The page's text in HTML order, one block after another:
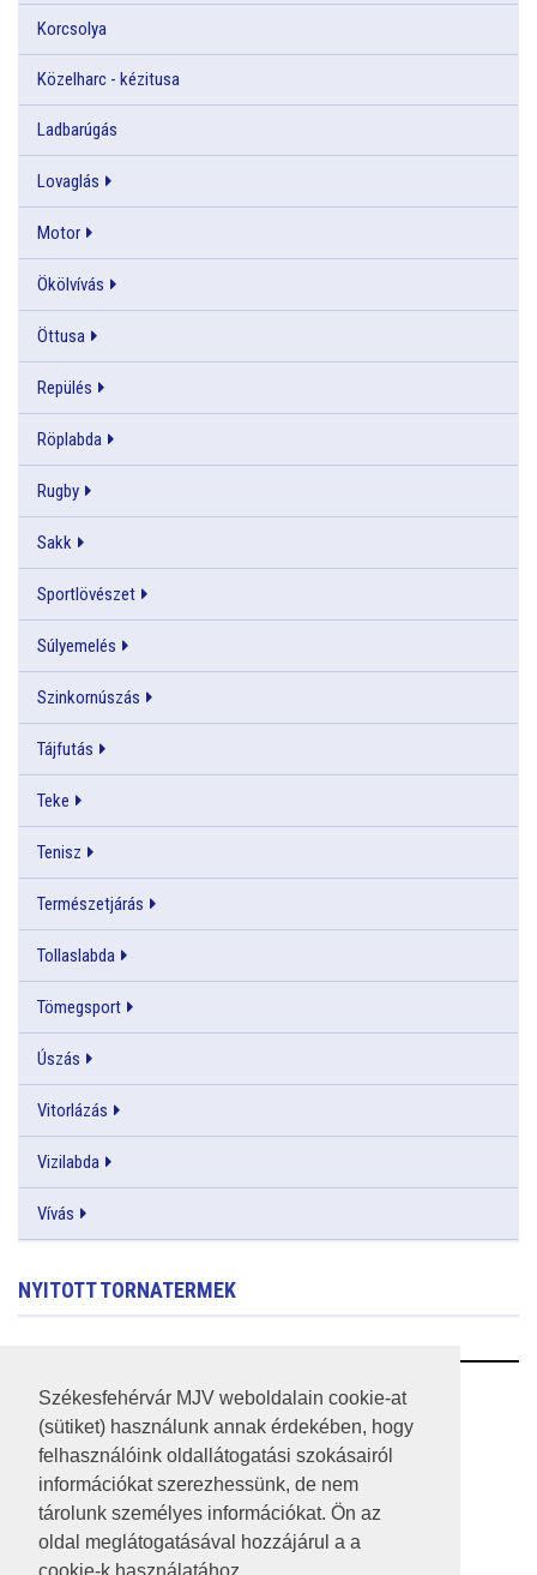
Székesfehérvár MJV weboldalain cookie-at
(sütiket) használunk annak érdekében, hogy
felhasználóink oldallátogatási szokásairól
információkat szerezhessünk, de nem
tárolunk személyes információkat. Ön az
oldal meglátogatásával hozzájárul a a
Korcsolya
Közelharc - kézitusa
Ladbarúgás
Lovaglás
Motor
Ökölvívás
Öttusa
Repülés
Röplabda
Rugby
Sakk
Sportlövészet
Súlyemelés
Szinkornúszás
Tájfutás
Teke
Tenisz
Természetjárás
Tollaslabda
Tömegsport
Úszás
Vitorlázás
Vizilabda
Vívás
NYITOTT TORNATERMEK
RSS
A HONLAP 2017.03.31-I ÁLLAPOTA
JOGI NYILATKOZAT
IMPRESSZUM